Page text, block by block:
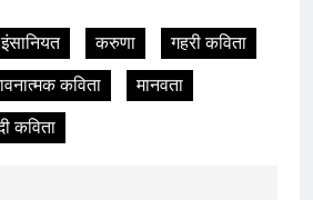
इंसानियत करुणा
गहरी कविता
कविता
मानवता
कविता